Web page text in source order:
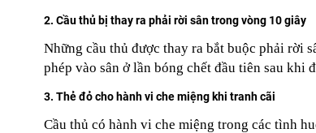
2. Cầu thủ bị thay ra phải rời sân trong vòng 10 giây
Những cầu thủ được thay ra bắt buộc phải rời
phép vào sân ở lần bóng chết đầu tiên sau khi
3. Thẻ đỏ cho hành vi che miệng khi tranh cãi
Cầu thủ có hành vi che miệng trong các tình